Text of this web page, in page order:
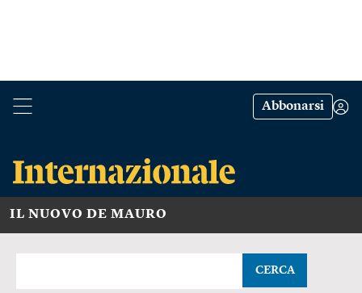
Abbonarsi
IL NUOVO DE MAURO
CERCA